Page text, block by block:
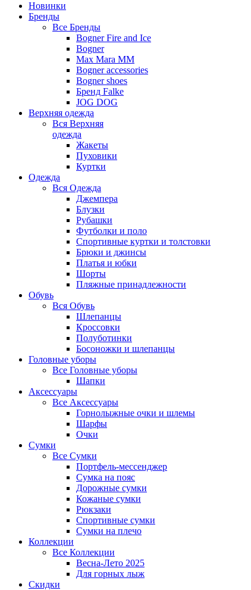
Новинки
Бренды
Все Бренды
Bogner Fire and Ice
Bogner
Max Mara MM
Bogner accessories
Bogner shoes
Бренд Falke
JOG DOG
Верхняя одежда
Вся Верхняя
одежда
Жакеты
Пуховики
Куртки
Одежда
Вся Одежда
Джемпера
Блузки
Рубашки
Футболки и поло
Спортивные куртки и толстовки
Брюки и джинсы
Платья и юбки
Шорты
Пляжные принадлежности
Обувь
Вся Обувь
Шлепанцы
Кроссовки
Полуботинки
Босоножки и шлепанцы
Головные уборы
Все Головные уборы
Шапки
Аксессуары
Все Аксессуары
Горнолыжные очки и шлемы
Шарфы
Очки
Сумки
Все Сумки
Портфель-мессенджер
Сумка на пояс
Дорожные сумки
Кожаные сумки
Рюкзаки
Спортивные сумки
Сумки на плечо
Коллекции
Все Коллекции
Весна-Лето 2025
Для горных лыж
Скидки